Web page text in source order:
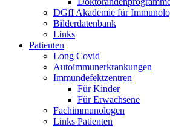
DGfI Akademie für
Bilderdatenbank
Links
Patienten
Long Covid
Autoimmunerkrankungen
Immundefektzentren
Für Kinder
Für Erwachsene
Fachimmunologen
Links Patienten